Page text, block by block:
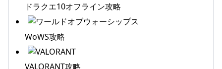
ドラクエ10オフライン攻略
WoWS攻略
VALORANT攻略